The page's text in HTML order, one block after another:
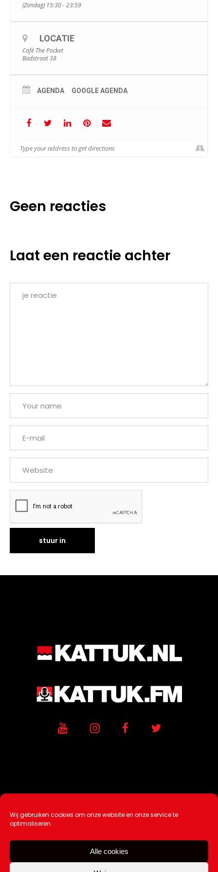
Wij gebruiken cookies om onze website en onze service te
optimaliseren.
Alle cookies
(Zondag) 15:30 - 23:59
LOCATIE
Café The Pocket
Badstraat 38
AGENDA GOOGLE AGENDA
Geen reacties
Laat een reactie achter
Ontwikkeling / Hosting doorAtSea
Over Ons |Tip de redactie